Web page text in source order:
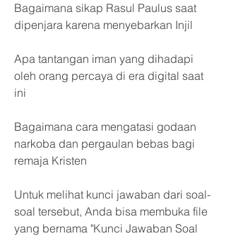
Bagaimana sikap Rasul Paulus saat
dipenjara karena menyebarkan Injil
Apa tantangan iman yang dihadapi
oleh orang percaya di era digital saat
ini
Bagaimana cara mengatasi godaan
narkoba dan pergaulan bebas bagi
remaja Kristen
Untuk melihat kunci jawaban dari soal-
soal tersebut, Anda bisa membuka file
yang bernama "Kunci Jawaban Soal